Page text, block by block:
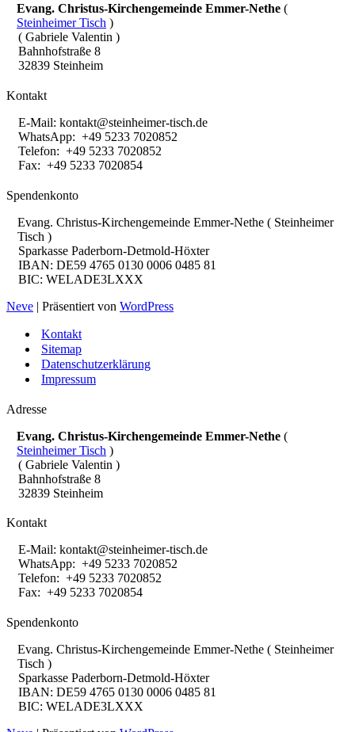
Evang. Christus-Kirchengemeinde Emmer-Nethe (
Steinheimer Tisch )
( Gabriele Valentin )
Bahnhofstraße 8
32839 Steinheim
Kontakt
E-Mail: kontakt@steinheimer-tisch.de
WhatsApp: +49 5233 7020852
Telefon: +49 5233 7020852
Fax: +49 5233 7020854
Spendenkonto
Evang. Christus-Kirchengemeinde Emmer-Nethe ( Steinheimer
Tisch )
Sparkasse Paderborn-Detmold-Höxter
IBAN: DE59 4765 0130 0006 0485 81
BIC: WELADE3LXXX
Neve | Präsentiert von WordPress
Kontakt
Sitemap
Datenschutzerklärung
Impressum
Adresse
Evang. Christus-Kirchengemeinde Emmer-Nethe (
Steinheimer Tisch )
( Gabriele Valentin )
Bahnhofstraße 8
32839 Steinheim
Kontakt
E-Mail: kontakt@steinheimer-tisch.de
WhatsApp: +49 5233 7020852
Telefon: +49 5233 7020852
Fax: +49 5233 7020854
Spendenkonto
Evang. Christus-Kirchengemeinde Emmer-Nethe ( Steinheimer
Tisch )
Sparkasse Paderborn-Detmold-Höxter
IBAN: DE59 4765 0130 0006 0485 81
BIC: WELADE3LXXX